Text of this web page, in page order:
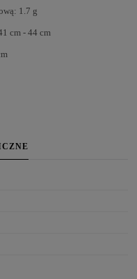
1.7 g
cm - 44 cm